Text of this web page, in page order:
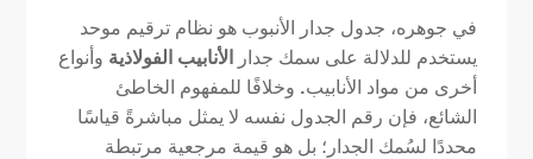
في جوهره، جدول جدار الأنبوب هو نظام ترقيم موحد
يستخدم للدلالة على سمك جدار الأنابيب الفولاذية وأنواع
أخرى من مواد الأنابيب. وخلافًا للمفهوم الخاطئ
الشائع، فإن رقم الجدول نفسه لا يمثل مباشرةً قياسًا
محددًا لسُمك الجدار؛ بل هو قيمة مرجعية مرتبطة